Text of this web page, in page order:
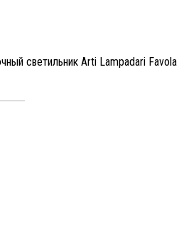
светильник Arti Lampadari Favola